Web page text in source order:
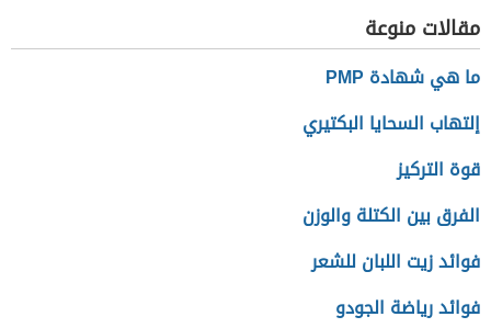
مقالات منوعة
ما هي شهادة PMP
إلتهاب السحايا البكتيري
قوة التركيز
الفرق بين الكتلة والوزن
فوائد زيت اللبان للشعر
فوائد رياضة الجودو